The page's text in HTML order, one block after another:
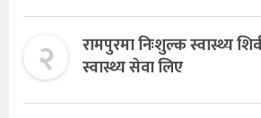
२
रामपुरमा निःशुल्क स्वास्थ्य
स्वास्थ्य सेवा लिए